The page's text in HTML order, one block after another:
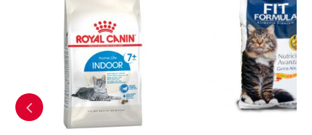
El sistema inmunológico no está todavía
totalmente desarrollado en los gatos
jóvenes. LEONARDO® Kitten contiene ProVital,
una combinación de los ingredientes activos
procedentes de extractos de levadura de
cerveza que facilita y fomenta la función
inmunitaria.